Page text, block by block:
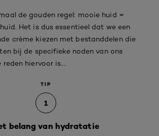
de gouden regel: mooie huid =
Het is dus essentieel dat we een
crème kiezen met bestanddelen die
bij de specifieke noden van ons
reden hiervoor is...
TIP
1
belang van hydratatie